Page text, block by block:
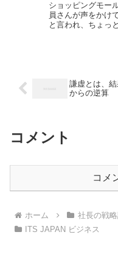
ショッピングモー
員さんが声をかけ
と言われ、ちょっ
謙虚とは、
からの逆算
コメント
コメ
ホーム
社長の戦
ITS JAPAN ビジネス